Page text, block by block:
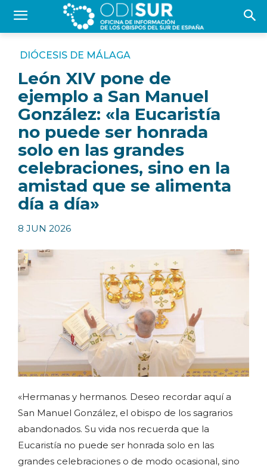
DIÓCESIS DE MÁLAGA
León XIV pone de
ejemplo a San Manuel
González: «la Eucaristía
no puede ser honrada
solo en las grandes
celebraciones, sino en la
amistad que se alimenta
día a día»
8 JUN 2026
«Hermanas y hermanos. Deseo recordar aquí a
San Manuel González, el obispo de los sagrarios
abandonados. Su vida nos recuerda que la
Eucaristía no puede ser honrada solo en las
grandes celebraciones o de modo ocasional, sino